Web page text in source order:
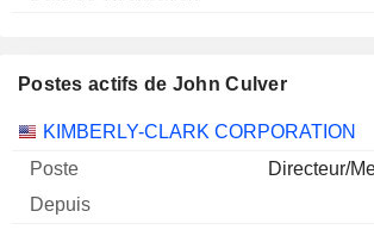
Postes actifs de John Culver
Sociétés Poste Début
KIMBERLY-CLARK CORPORATION
Directeur/